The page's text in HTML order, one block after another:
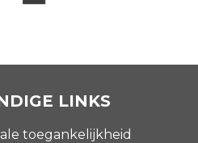
LINKS
toegankelijkheid